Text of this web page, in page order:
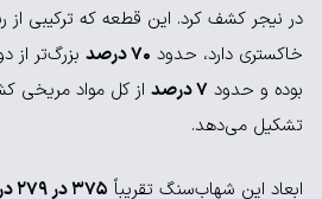
در نیجر کشف کرد. این قطعه که ترکیبی از
خاکستری دارد، حدود 70 درصد
بزرگ‌تر از
بوده و حدود 7 درصد
از کل مواد مریخی
تشکیل می‌دهد.
ابعاد این شهاب‌سنگ تقریباً